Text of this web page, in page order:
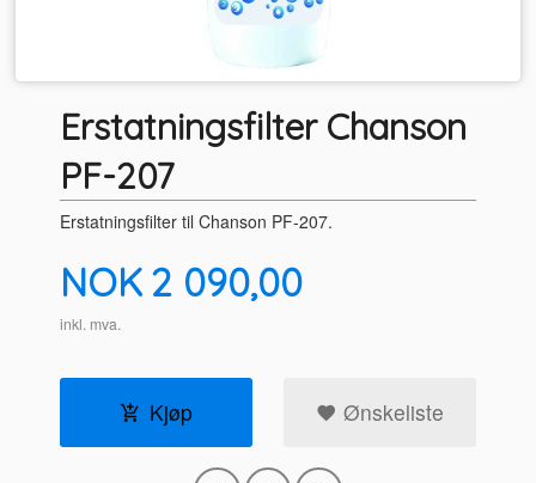
Erstatningsfilter Chanson
PF-207
Erstatningsfilter til Chanson PF-207.
Pris
NOK 2 090,00
inkl. mva.
Kjøp Ønskeliste